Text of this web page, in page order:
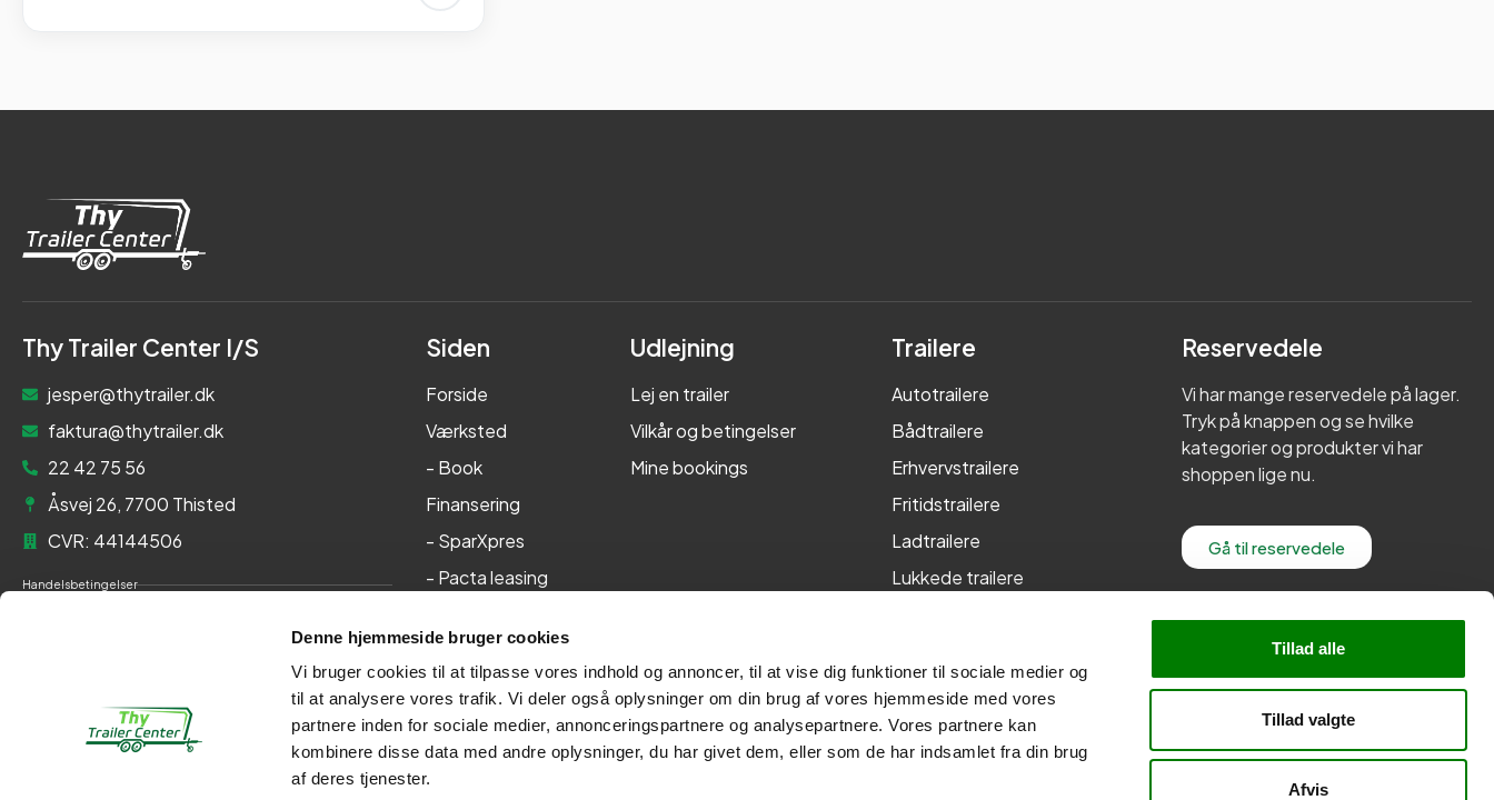
Denne hjemmeside bruger cookies
Vi bruger cookies til at tilpasse vores indhold og annoncer, til at vise dig funktioner til sociale medier og
til at analysere vores trafik. Vi deler også oplysninger om din brug af vores hjemmeside med vores
partnere inden for sociale medier, annonceringspartnere og analysepartnere. Vores partnere kan
kombinere disse data med andre oplysninger, du har givet dem, eller som de har indsamlet fra din brug
af deres tjenester.
Tillad alle
Tillad valgte
Afvis
Thy Trailer Center I/S
jesper@thytrailer.dk
faktura@thytrailer.dk
22 42 75 56
Åsvej 26, 7700 Thisted
CVR: 44144506
Handelsbetingelser
Siden
Forside
Værksted
- Book
Finansering
- SparXpres
- Pacta leasing
Kontakt
Udlejning
Lej en trailer
Vilkår og betingelser
Mine bookings
Trailere
Autotrailere
Bådtrailere
Erhvervstrailere
Fritidstrailere
Ladtrailere
Lukkede trailere
Reservedele
Vi har mange reservedele på lager.
Tryk på knappen og se hvilke
kategorier og produkter vi har
shoppen lige nu.
Gå til reservedele